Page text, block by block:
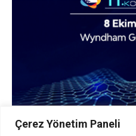
Çerez Yönetim Paneli
Nebim, 11.